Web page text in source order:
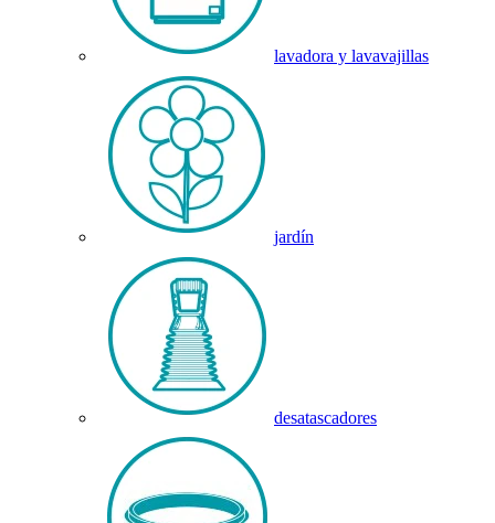
lavadora y lavavajillas
jardín
desatascadores